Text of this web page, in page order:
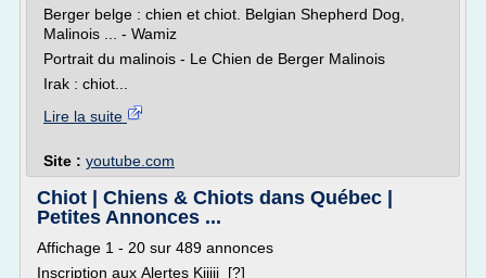
Berger belge : chien et chiot. Belgian Shepherd Dog,
Malinois ... - Wamiz
Portrait du malinois - Le Chien de Berger Malinois
Irak : chiot...
Lire la suite
Site : youtube.com
Chiot | Chiens & Chiots dans Québec |
Petites Annonces ...
Affichage 1 - 20 sur 489 annonces
Inscription aux Alertes Kijiji [?]